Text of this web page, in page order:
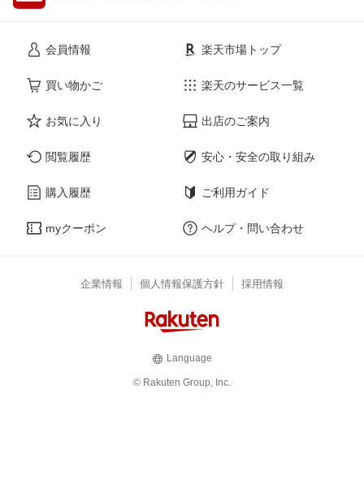
会員情報
買い物かご
お気に入り
閲覧履歴
購入履歴
myクーポン
楽天市場トップ
楽天のサービス一覧
出店のご案内
安心・安全の取り組み
ご利用ガイド
ヘルプ・問い合わせ
企業情報 個人情報保護方針 採用情報
Language
© Rakuten Group, Inc.